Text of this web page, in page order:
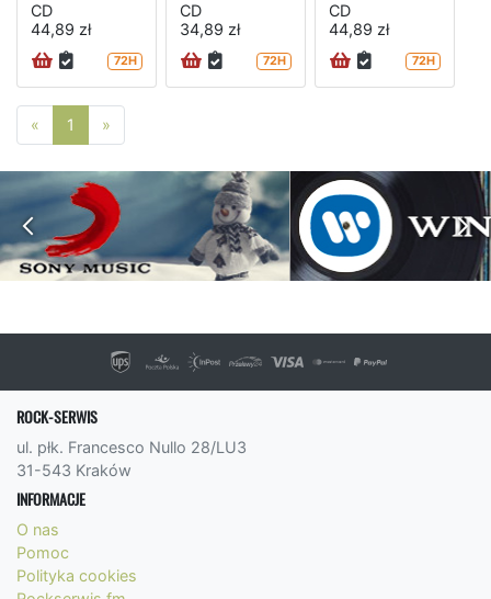
CD
44,89 zł
72H
CD
34,89 zł
72H
CD
44,89 zł
72H
« Poprzednia strona
1 »
ROCK-SERWIS
ul. płk. Francesco Nullo 28/LU3
31-543 Kraków
INFORMACJE
O nas
Pomoc
Polityka cookies